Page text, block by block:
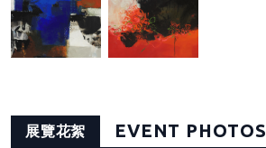
展覽花絮 EVENT PHOTOS